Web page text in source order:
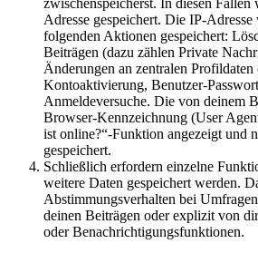
Adresse gespeichert. Die IP-
folgenden Aktionen gespeichert:
Beiträgen (dazu zählen Private
Änderungen an zentralen
Kontoaktivierung, Benutzer-
Anmeldeversuche. Die von deinem
Browser-Kennzeichnung (User
ist online?“-Funktion angezeigt und
gespeichert.
Schließlich erfordern einzelne
weitere Daten gespeichert werden.
Abstimmungsverhalten bei
deinen Beiträgen oder explizit von
oder Benachrichtigungsfunktionen.